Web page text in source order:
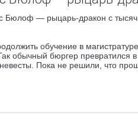
Бюлоф — рыцарь-дракон с
обучение в
обычный бюргер превратился
Пока не решили, что